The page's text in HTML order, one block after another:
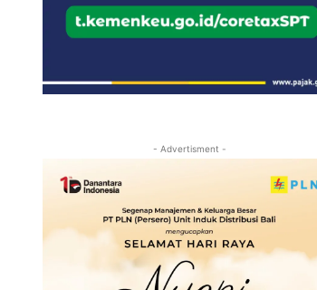
- Advertisment -